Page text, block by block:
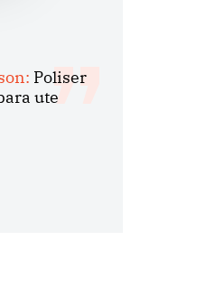
Poliser
ute